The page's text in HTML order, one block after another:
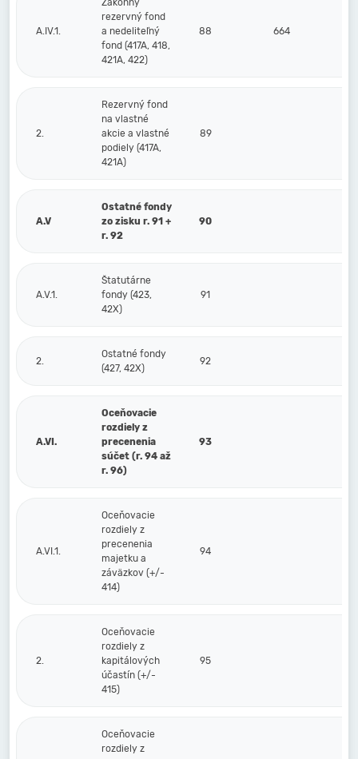
A.IV.1.
Zákonný
rezervný fond
a nedeliteľný
fond (417A, 418,
421A, 422)
88 664
2.
Rezervný fond
na vlastné
akcie a vlastné
podiely (417A,
421A)
89
A.V
Ostatné fondy
zo zisku r. 91 +
r. 92
90
A.V.1.
Štatutárne
fondy (423,
42X)
91
2.
Ostatné fondy
(427, 42X)
92
A.VI.
Oceňovacie
rozdiely z
precenenia
súčet (r. 94 až
r. 96)
93
A.VI.1.
Oceňovacie
rozdiely z
precenenia
majetku a
záväzkov (+/-
414)
94
2.
Oceňovacie
rozdiely z
kapitálových
účastín (+/-
415)
95
Oceňovacie
rozdiely z